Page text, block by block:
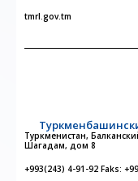
tmrl.gov.tm
Туркменистан,
Шагадам, дом 8
+993(243) 4-91-92 Faks: